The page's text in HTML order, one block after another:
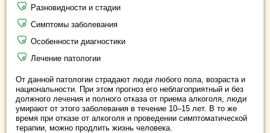
Разновидности и стадии
Симптомы заболевания
Особенности диагностики
Лечение патологии
От данной патологии страдают люди любого пола, возраста и
национальности. При этом прогноз его неблагоприятный и без
должного лечения и полного отказа от приема алкоголя, люди
умирают от этого заболевания в течение 10–15 лет. В то же
время при отказе от алкоголя и проведении симптоматической
терапии, можно продлить жизнь человека.